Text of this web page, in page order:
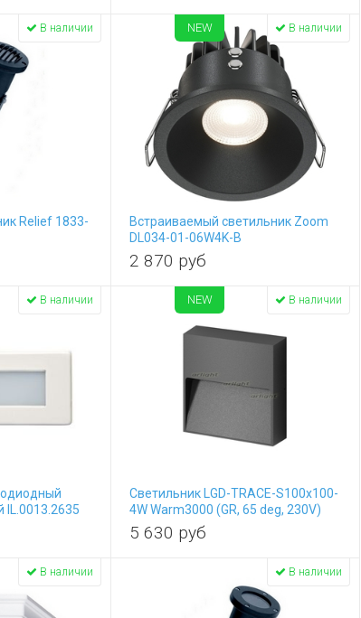
Relief 1833-
В наличии
Встраиваемый светильник Zoom
DL034-01-06W4K-B
2 870 руб
NEW В наличии
IL.0013.2635
В наличии
Светильник LGD-TRACE-S100x100-
4W Warm3000 (GR, 65 deg, 230V)
(IP65 Металл) 029960
5 630 руб
NEW В наличии
В наличии В наличии